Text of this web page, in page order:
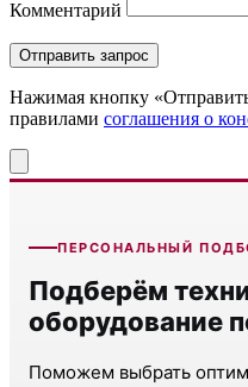
Комментарий
Нажимая кнопку
правилами соглашения о
ПЕРСОНАЛЬНЫЙ
Подберём
оборудование
Поможем выбрать